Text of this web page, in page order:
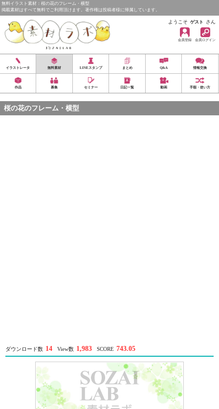
無料イラスト素材：桜の花のフレーム・横型
掲載素材はすべて無料でご利用頂けます。著作権は投稿者様に帰属しています。
ようこそ ゲスト さん
会員登録 会員ログイン
イラストレータ 無料素材 LINEスタンプ まとめ Q&A 情報交換
作品 募集 セミナー 日記一覧 動画 手順・使い方
桜の花のフレーム・横型
ダウンロード数 14 View数 1,983 SCORE 743.05